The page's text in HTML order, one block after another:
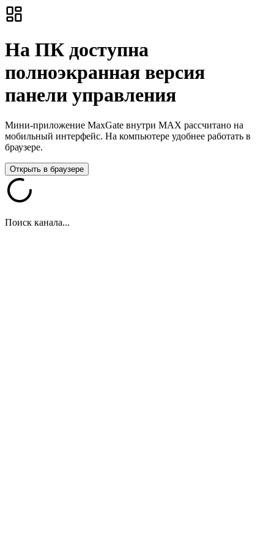
На ПК доступна
полноэкранная версия
панели управления
Мини-приложение MaxGate внутри MAX рассчитано на
мобильный интерфейс. На компьютере удобнее работать в
браузере.
Открыть в браузере
Поиск канала...